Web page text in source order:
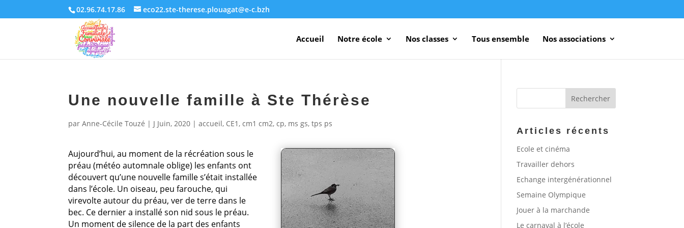
02.96.74.17.86 eco22.ste-therese.plouagat@e-c.bzh
Accueil Notre école Nos classes Tous ensemble Nos associations
Une nouvelle famille à Ste Thérèse
parAnne-Cécile Touzé | J Juin, 2020 |accueil, CE1,cm1 cm2,cp, ms gs,tps ps
Aujourd’hui, au moment de la récréation sous le
préau (météo automnale oblige) les enfants ont
découvert qu’une nouvelle famille s’était installée
dans l’école. Un oiseau, peu farouche, qui
virevolte autour du préau, ver de terre dans le
bec. Ce dernier a installé son nid sous le préau.
Un moment de silence de la part des enfants
Articles récents
Ecole et cinéma
Travailler dehors
Echange intergénérationnel
Semaine Olympique
Jouer à la marchande
Le carnaval à l’école